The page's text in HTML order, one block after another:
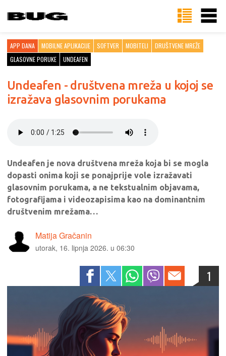
APP DANA MOBILNE APLIKACIJE SOFTVER MOBITELI
DRUŠTVENE MREŽE
GLASOVNE PORUKE
UNDEAFEN
Undeafen - društvena mreža u kojoj se
izražava glasovnim porukama
Undeafen je nova društvena mreža koja bi se mogla
dopasti onima koji se ponajprije vole izražavati
glasovnim porukama, a ne tekstualnim objavama,
fotografijama i videozapisima kao na dominantnim
društvenim mrežama…
Matija Gračanin
utorak, 16. lipnja 2026. u 06:30
1